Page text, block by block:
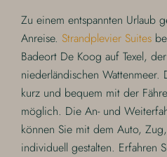
Zu einem entspannten Urlaub
Anreise. Strandplevier Suites
Badeort De Koog auf Texel,
niederländischen Wattenmeer.
kurz und bequem mit der
möglich. Die An- und
können Sie mit dem Auto,
individuell gestalten. Erfahren